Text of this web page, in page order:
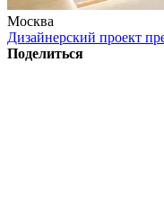
Москва
Дизайнерский проект
Поделиться